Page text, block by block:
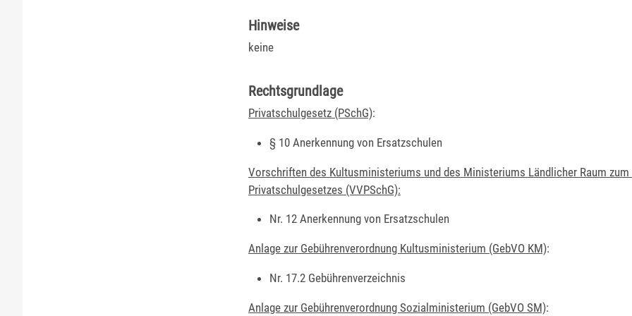
Hinweise
keine
Rechtsgrundlage
Privatschulgesetz (PSchG):
§ 10 Anerkennung von Ersatzschulen
Vorschriften des Kultusministeriums und des Ministeriums Ländlicher Raum zum
Privatschulgesetzes (VVPSchG):
Nr. 12 Anerkennung von Ersatzschulen
Anlage zur Gebührenverordnung Kultusministerium (GebVO KM):
Nr. 17.2 Gebührenverzeichnis
Anlage zur Gebührenverordnung Sozialministerium (GebVO SM):